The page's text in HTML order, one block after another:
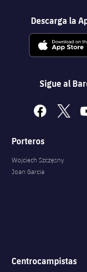
Descarga la
Sigue al
facebook
x
Porteros
Wojciech Szczęsny
Joan Garcia
Centrocampistas